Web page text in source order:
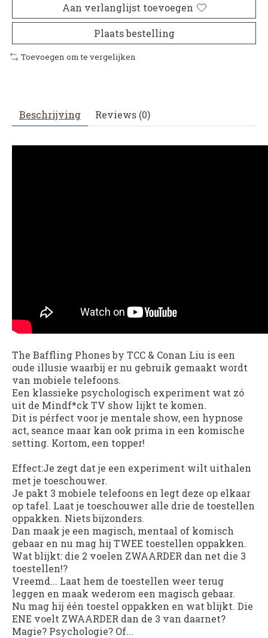
Aan verlanglijst toevoegen
Plaats bestelling
Toevoegen om te vergelijken
Beschrijving Reviews (0)
The Baffling Phonesby TCC & Conan Liu is een
oude illusie waarbij er nu gebruik gemaakt wordt
van mobiele telefoons.
Een klassieke psychologisch experiment wat zó
uit de Mindf*ck TV show lijkt te komen.
Dit is pérfect voor je mentale show, een hypnose
act, seance maar kan ook prima in een komische
setting. Kortom, een topper!
Effect:Je zegt dat je een experiment wilt uithalen
met je toeschouwer.
Je pakt 3 mobiele telefoons en legt deze op elkaar
op tafel. Laat je toeschouwer alle drie de toestellen
oppakken. Niets bijzonders.
Dan maak je een magisch, mentaal of komisch
gebaar en nu mag hij TWEE toestellen oppakken.
Wat blijkt: die 2 voelen ZWAARDER dan net die 3
toestellen!?
Vreemd... Laat hem de toestellen weer terug
leggen en maak wederom een magisch gebaar.
Nu mag hij één toestel oppakken en wat blijkt. Die
ENE voelt ZWAARDER dan de 3 van daarnet?
Magie? Psychologie? Of...